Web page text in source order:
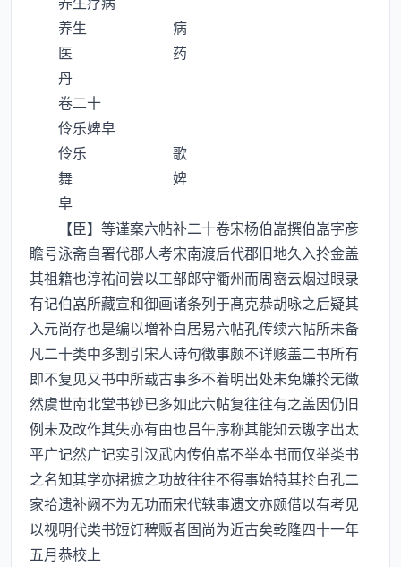
养生 病
医 药
丹
卷二十
伶乐婢皁
伶乐 歌
舞 婢
皁
【臣】等谨案六帖补二十卷宋杨伯嵓撰伯嵓字彦
瞻号泳斋自署代郡人考宋南渡后代郡旧地久入扵金盖
其祖籍也淳祐间尝以工部郎守衢州而周宻云烟过眼录
有记伯嵓所藏宣和御画诸条列于髙克恭胡咏之后疑其
入元尚存也是编以増补白居易六帖孔传续六帖所未备
凡二十类中多割引宋人诗句徴事颇不详赅盖二书所有
即不复见又书中所载古事多不着明出处未免嫌扵无徴
然虞世南北堂书钞已多如此六帖复往往有之盖因仍旧
例未及改作其失亦有由也吕午序称其能知云璈字出太
平广记然广记实引汉武内传伯嵓不举本书而仅举类书
之名知其学亦捃摭之功故往往不得事始特其扵白孔二
家拾遗补阙不为无功而宋代轶事遗文亦颇借以有考见
以视明代类书饾饤稗贩者固尚为近古矣乾隆四十一年
五月恭校上